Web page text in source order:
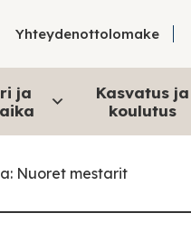
Yhteydenottolomake
ja
Kasvatus ja
koulutus
Nuoret mestarit